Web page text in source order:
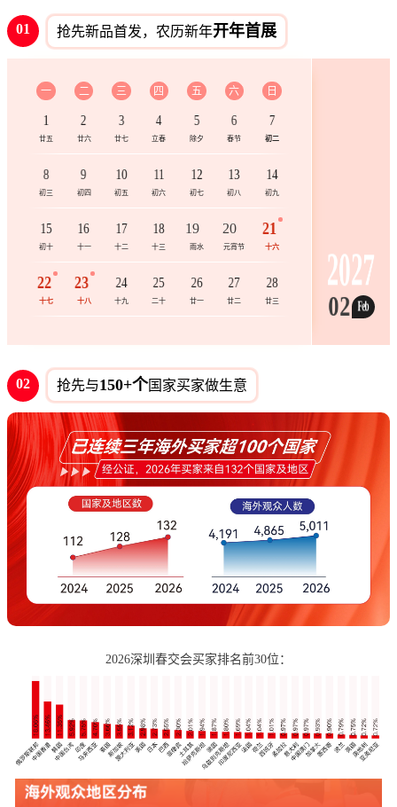
01 抢先新品首发，农历新年开年首展
一 二 三 四 五 六 日
1
廿五
2
廿六
3
廿七
4
立春
5
除夕
6
春节
7
初二
8
初三
9
初四
10
初五
11
初六
12
初七
13
初八
14
初九
15
初十
16
十一
17
十二
18
十三
19
雨水
20
元宵节
21
十六
22
十七
23
十八
24
十九
25
二十
26
廿一
27
廿二
28
廿三
2027
02 Feb
02 抢先与150+个国家买家做生意
2026深圳春交会买家排名前30位：